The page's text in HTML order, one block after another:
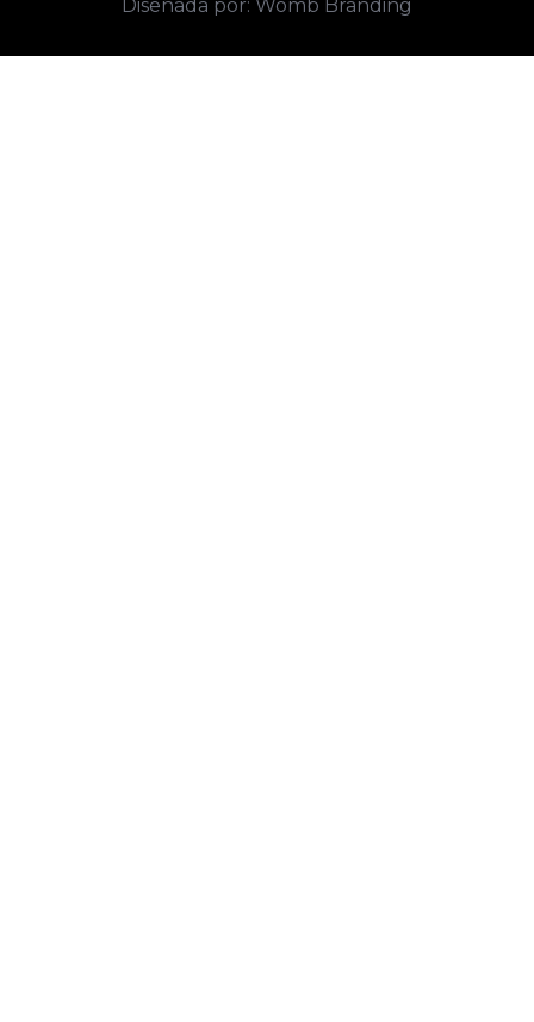
Diseñada por: Womb Branding